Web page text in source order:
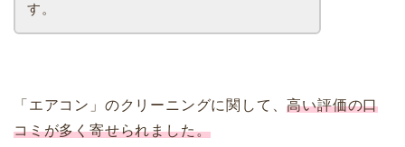
す。
「エアコン」のクリーニングに関して、高い評価の口
コミが多く寄せられました。